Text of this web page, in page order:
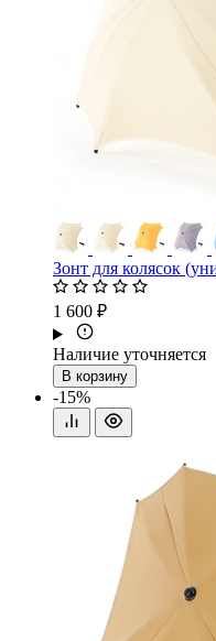
Зонт для колясок
1 600 ₽
Наличие уточняется
В корзину
-15%